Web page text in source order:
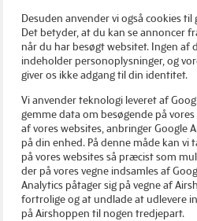
Desuden anvender vi også cookies til
Det betyder, at du kan se annoncer
når du har besøgt websitet. Ingen af
indeholder personoplysninger, og
giver os ikke adgang til din identitet.
Vi anvender teknologi leveret af
gemme data om besøgende på
af vores websites, anbringer Google
på din enhed. På denne måde kan
på vores websites så præcist som
der på vores vegne indsamles af
Analytics påtager sig på vegne af
fortrolige og at undlade at udlevere
på Airshoppen til nogen tredjepart.